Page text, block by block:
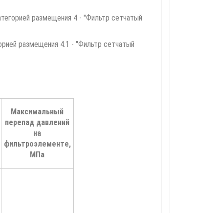
размещения 4 - "Фильтр сетчатый
размещения 4.1 - "Фильтр сетчатый
Максимальный
перепад давлений
на
фильтроэлементе,
МПа